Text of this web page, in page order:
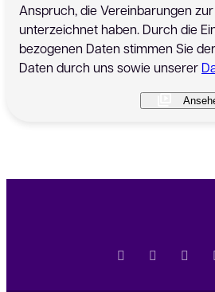
Anspruch, die Vereinbarungen
unterzeichnet haben. Durch die
bezogenen Daten stimmen Sie
Daten durch uns sowie unserer